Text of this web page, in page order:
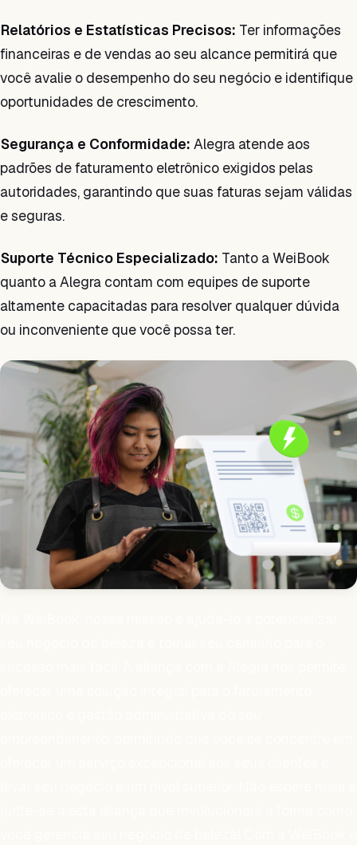
Relatórios e Estatísticas Precisos: Ter informações
financeiras e de vendas ao seu alcance permitirá que
você avalie o desempenho do seu negócio e identifique
oportunidades de crescimento.
Segurança e Conformidade: Alegra atende aos
padrões de faturamento eletrônico exigidos pelas
autoridades, garantindo que suas faturas sejam válidas
e seguras.
Suporte Técnico Especializado: Tanto a WeiBook
quanto a Alegra contam com equipes de suporte
altamente capacitadas para resolver qualquer dúvida
ou inconveniente que você possa ter.